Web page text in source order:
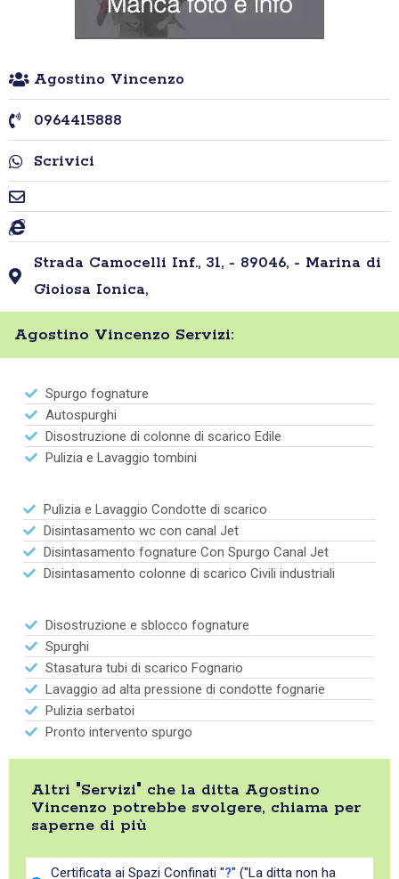
Agostino Vincenzo
0964415888
Scrivici
Strada Camocelli Inf., 31, - 89046, - Marina di
Gioiosa Ionica,
Agostino Vincenzo Servizi:
Spurgo fognature
Autospurghi
Disostruzione di colonne di scarico Edile
Pulizia e Lavaggio tombini
Pulizia e Lavaggio Condotte di scarico
Disintasamento wc con canal Jet
Disintasamento fognature Con Spurgo Canal Jet
Disintasamento colonne di scarico Civili industriali
Disostruzione e sblocco fognature
Spurghi
Stasatura tubi di scarico Fognario
Lavaggio ad alta pressione di condotte fognarie
Pulizia serbatoi
Pronto intervento spurgo
Altri "Servizi" che la ditta Agostino
Vincenzo potrebbe svolgere, chiama per
saperne di più
Certificata ai Spazi Confinati "?" ("La ditta non ha